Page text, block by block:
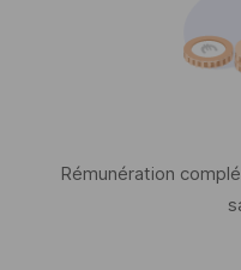
Rémunération